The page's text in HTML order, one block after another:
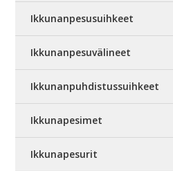
Ikkunanpesusuihkeet
Ikkunanpesuvälineet
Ikkunanpuhdistussuihkeet
Ikkunapesimet
Ikkunapesurit